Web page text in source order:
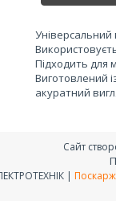
Універсальний
Підходить для
Виготовлений
акуратний
Сайт
ЕЛЕКТРОТЕХНІК |